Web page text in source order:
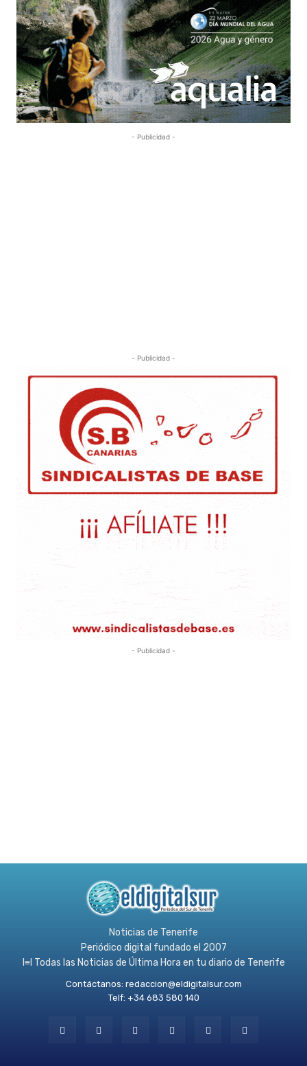
- Publicidad -
- Publicidad -
- Publicidad -
Noticias de Tenerife
Periódico digital fundado el 2007
l≡l Todas las Noticias de Última Hora en tu diario de Tenerife
Contáctanos: redaccion@eldigitalsur.com
Telf: +34 683 580 140